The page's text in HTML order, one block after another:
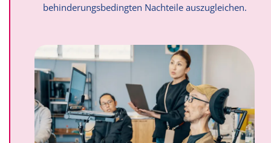
behinderungsbedingten Nachteile auszugleichen.